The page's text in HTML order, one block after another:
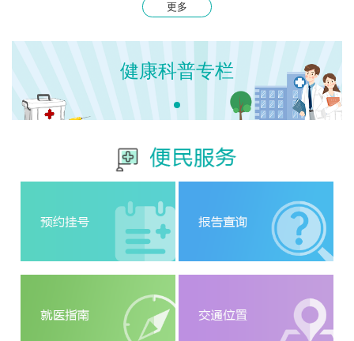
更多
健康科普专栏